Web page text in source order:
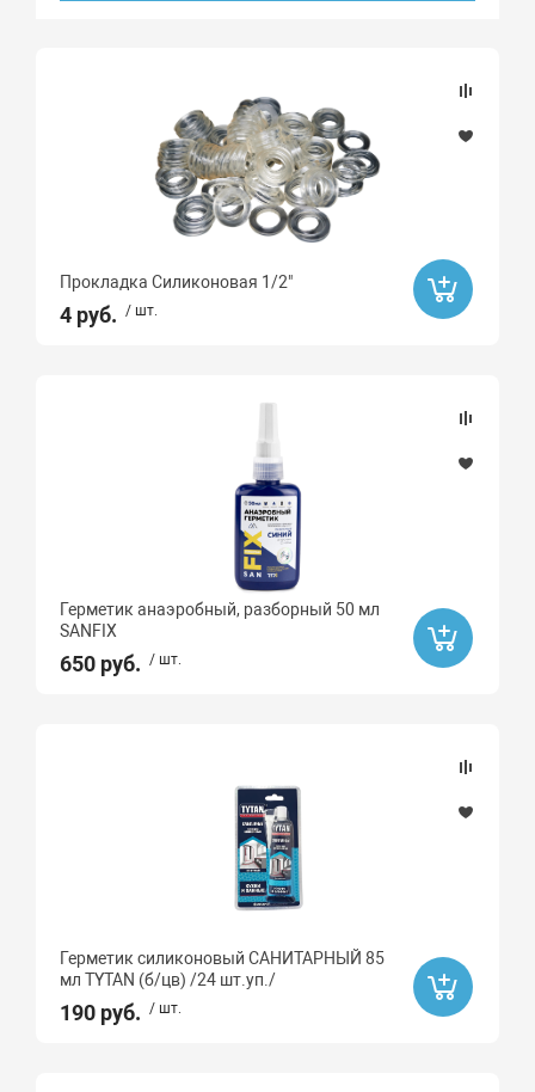
Наличие товара
В наличии
Под заказ
Акция
TYTAN
Сантехкреп
Прокладка Силиконовая 1/2"
4 руб. / шт.
Герметик анаэробный, разборный 50 мл
SANFIX
650 руб. / шт.
Герметик силиконовый САНИТАРНЫЙ 85
мл TYTAN (б/цв) /24 шт.уп./
190 руб. / шт.